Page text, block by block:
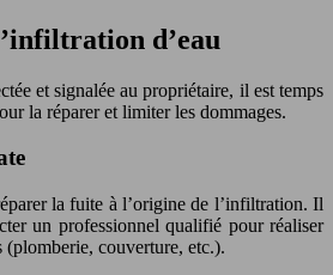
d’eau
et signalée au propriétaire, il est temps
la réparer et limiter les dommages.
la fuite à l’origine de l’infiltration. Il
un professionnel qualifié pour réaliser
(plomberie, couverture, etc.).